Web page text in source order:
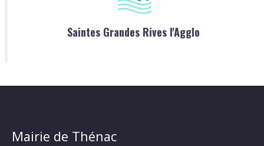
Saintes Grandes Rives l'Agglo
Mairie de Thénac